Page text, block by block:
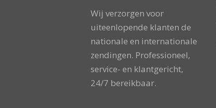
Wij verzorgen voor
uiteenlopende klanten de
nationale en internationale
zendingen. Professioneel,
service- en klantgericht,
24/7 bereikbaar.